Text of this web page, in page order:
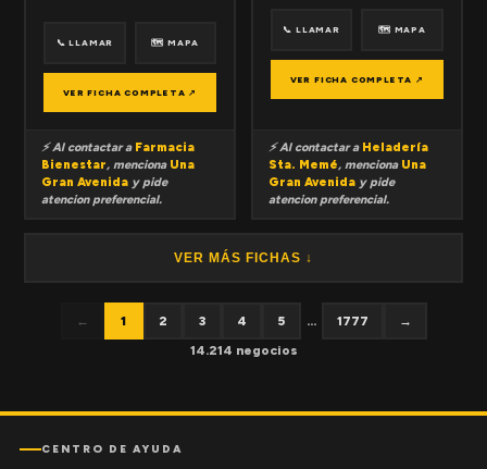
📞 LLAMAR 🗺 MAPA
VER FICHA COMPLETA ↗
⚡ Al contactar a Farmacia
Bienestar, menciona Una
Gran Avenida y pide
atencion preferencial.
📞 LLAMAR 🗺 MAPA
VER FICHA COMPLETA ↗
⚡ Al contactar a Heladería
Sta. Memé, menciona Una
Gran Avenida y pide
atencion preferencial.
VER MÁS FICHAS ↓
← 1 2 3 4 5 ... 1777
→
14.214 negocios
CENTRO DE AYUDA